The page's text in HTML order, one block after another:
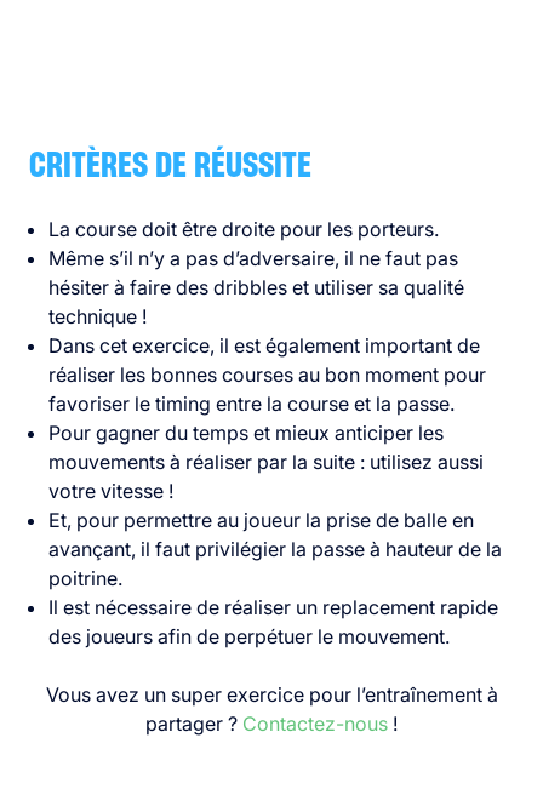
CRITÈRES DE RÉUSSITE
La course doit être droite pour les porteurs.
Même s’il n’y a pas d’adversaire, il ne faut pas
hésiter à faire des dribbles et utiliser sa qualité
technique !
Dans cet exercice, il est également important de
réaliser les bonnes courses au bon moment pour
favoriser le timing entre la course et la passe.
Pour gagner du temps et mieux anticiper les
mouvements à réaliser par la suite : utilisez aussi
votre vitesse !
Et, pour permettre au joueur la prise de balle en
avançant, il faut privilégier la passe à hauteur de la
poitrine.
Il est nécessaire de réaliser un replacement rapide
des joueurs afin de perpétuer le mouvement.
Vous avez un super exercice pour l’entraînement à
partager ? Contactez-nous !